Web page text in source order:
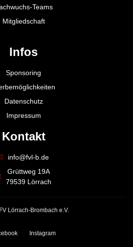
Teams
Mitgliedschaft
Infos
Sponsoring
Datenschutz
Impressum
Kontakt
info@fvl-b.de
Grüttweg 19A
79539 Lörrach
Lörrach-Brombach e.V.
Instagram